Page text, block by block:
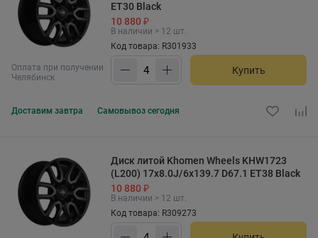
Оплата при получении
Челябинск
ET30 Black
10 880 ₽
В наличии > 12 шт.
Код товара: R301933
Купить
Доставим завтра Самовывоз сегодня
Диск литой Khomen Wheels KHW1723
(L200) 17x8.0J/6x139.7 D67.1 ET38 Black
10 880 ₽
В наличии > 12 шт.
Код товара: R309273